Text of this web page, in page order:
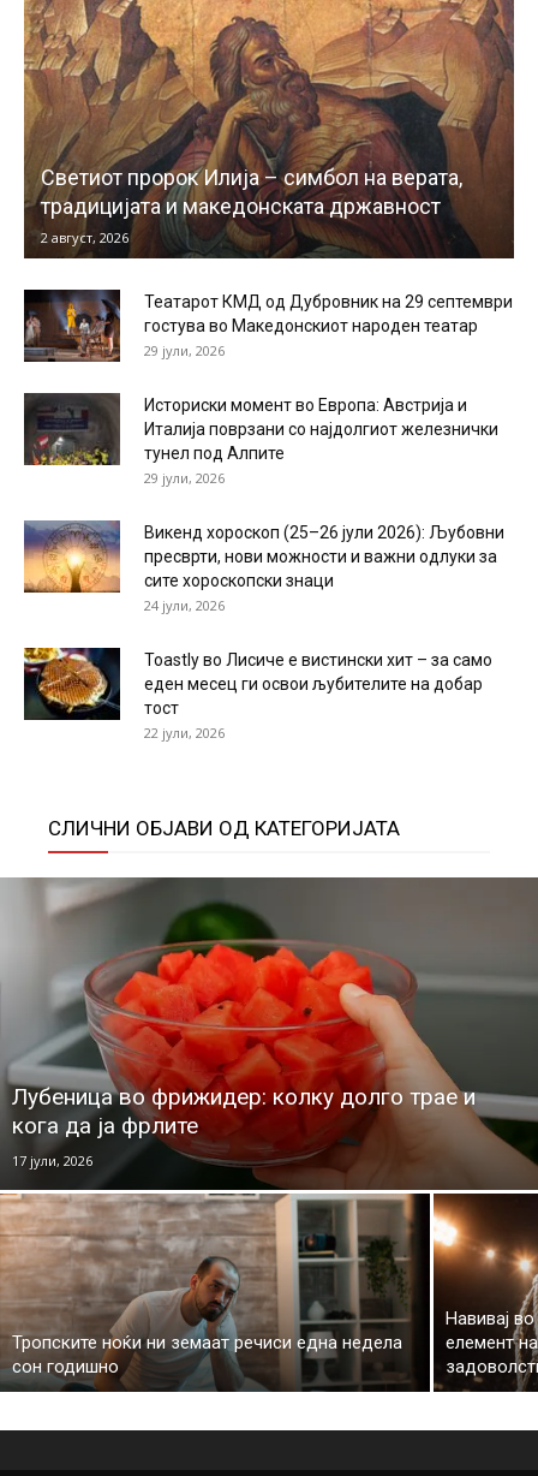
Светиот пророк Илија – симбол на верата,
традицијата и македонската државност
2 август, 2026
Театарот КМД од Дубровник на 29 септември
гостува во Македонскиот народен театар
29 јули, 2026
Историски момент во Европа: Австрија и
Италија поврзани со најдолгиот железнички
тунел под Алпите
29 јули, 2026
Викенд хороскоп (25–26 јули 2026): Љубовни
пресврти, нови можности и важни одлуки за
сите хороскопски знаци
24 јули, 2026
Toastly во Лисиче е вистински хит – за само
еден месец ги освои љубителите на добар
тост
22 јули, 2026
СЛИЧНИ ОБЈАВИ ОД КАТЕГОРИЈАТА
Лубеница во фрижидер: колку долго трае и
кога да ја фрлите
17 јули, 2026
Тропските ноќи ни земаат речиси една недела
сон годишно
Навивај
елемент